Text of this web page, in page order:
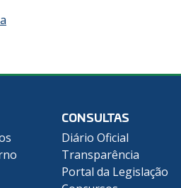
CONSULTAS
Diário Oficial
Transparência
Portal da Legislação